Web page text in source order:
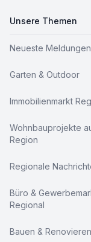
Unsere Themen
Neueste Meldungen
Garten & Outdoor
Immobilienmarkt
Wohnbauprojekte
Region
Regionale
Büro &
Regional
Bauen & Renovieren